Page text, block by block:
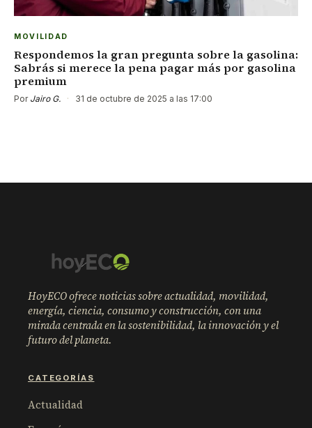
MOVILIDAD
Respondemos la gran pregunta sobre la gasolina:
Sabrás si merece la pena pagar más por gasolina
premium
Por Jairo G. · 31 de octubre de 2025 a las 17:00
HoyECO ofrece noticias sobre actualidad, movilidad,
energía, ciencia, consumo y construcción, con una
mirada centrada en la sostenibilidad, la innovación y el
futuro del planeta.
CATEGORÍAS
Actualidad